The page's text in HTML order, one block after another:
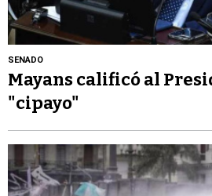
SENADO
Mayans calificó al
"cipayo"